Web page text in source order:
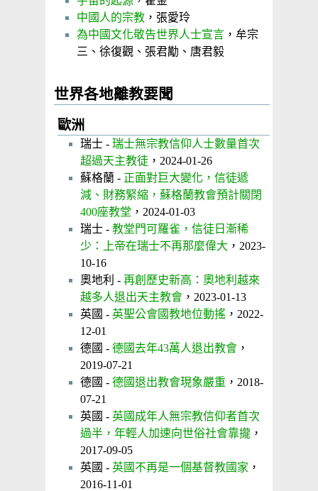
中國人的宗教 ，張愛玲
為中國文化敬告世界人士宣言 ，牟宗
三、徐復觀、張君勱、唐君毅
世界各地離教要聞
歐洲
瑞士 - 瑞士無宗教信仰人士數量首次
超過天主教徒 ，2024-01-26
蘇格蘭 - 正面對巨大變化，信徒遞
減、財務緊縮，蘇格蘭教會預計關閉
400座教堂 ，2024-01-03
瑞士 - 教堂門可羅雀，信徒日漸稀
少：上帝在瑞士不再那麼偉大 ，2023-
10-16
奧地利 - 再創歷史新高：奧地利越來
越多人退出天主教會 ，2023-01-13
英國 - 英聖公會國教地位動搖 ，2022-
12-01
德國 - 德國去年43萬人退出教會 ，
2019-07-21
德國 - 德國退出教會現象嚴重 ，2018-
07-21
英國 - 英國成年人無宗教信仰者首次
過半，年輕人加速向世俗社會靠攏 ，
2017-09-05
英國 - 英國不再是一個基督教國家 ，
2016-11-01